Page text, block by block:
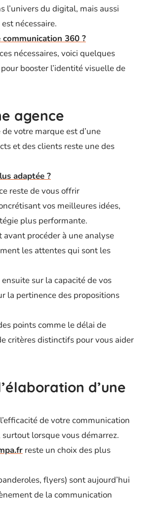
l’univers du digital, mais aussi
nécessaire.
communication 360 ?
nécessaires, voici quelques
booster l’identité visuelle de
agence
votre marque est d’une
et des clients reste une des
adaptée ?
reste de vous offrir
vos meilleures idées,
plus performante.
avant procéder à une analyse
les attentes qui sont les
sur la capacité de vos
la pertinence des propositions
points comme le délai de
critères distinctifs pour vous aider
d’une
de votre communication
lorsque vous démarrez.
reste un choix des plus
flyers) sont aujourd’hui
de la communication